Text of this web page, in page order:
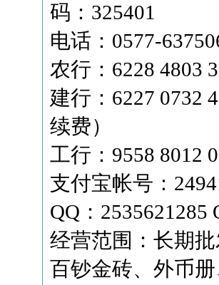
码：325401
电话：0577-
农行：6228 4803
建行：6227
续费）
工行：9558 8012
支付宝帐号：
QQ：2535621285
经营范围：长期
百钞金砖、外币